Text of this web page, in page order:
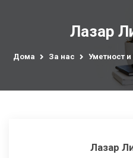
Лазар
Дома За нас Уметност
Лазар